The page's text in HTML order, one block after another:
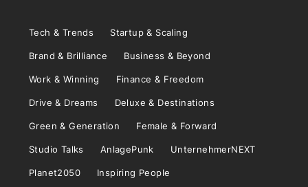
Tech & Trends Startup & Scaling
Brand & Brilliance Business & Beyond
Work & Winning Finance & Freedom
Drive & Dreams Deluxe & Destinations
Green & Generation Female & Forward
Studio Talks AnlagePunk UnternehmerNEXT
Planet2050 Inspiring People